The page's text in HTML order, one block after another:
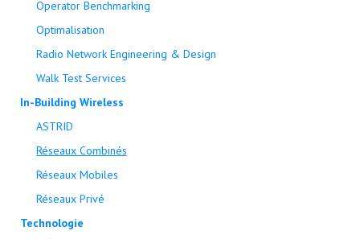
Operator Benchmarking
Optimalisation
Radio Network Engineering & Design
Walk Test Services
In-Building Wireless
ASTRID
Réseaux Combinés
Réseaux Mobiles
Réseaux Privé
Technologie